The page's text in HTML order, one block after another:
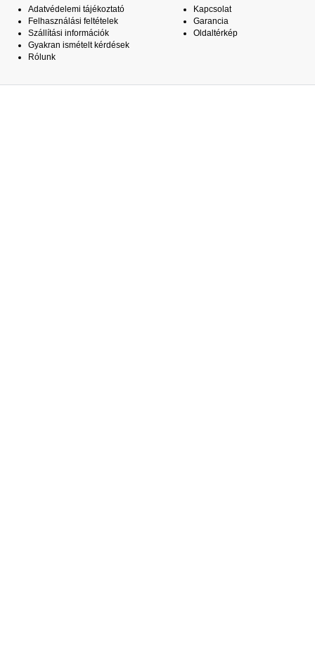
Adatvédelemi tájékoztató
Felhasználási feltételek
Szállítási információk
Gyakran ismételt kérdések
Rólunk
Kapcsolat
Garancia
Oldaltérkép